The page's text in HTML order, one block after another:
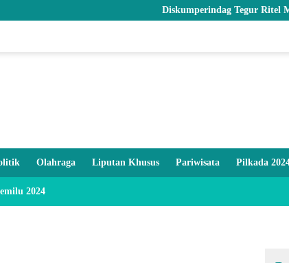
Diskumperindag Tegur Ritel Modern dan
Olahraga Liputan Khusus Pariwisata Pilkada
2024